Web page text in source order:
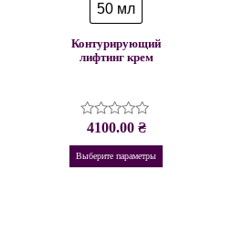
50 мл
Контурирующий
лифтинг крем
Оценка
из
5
4100.00 ₴
Выберите параметры